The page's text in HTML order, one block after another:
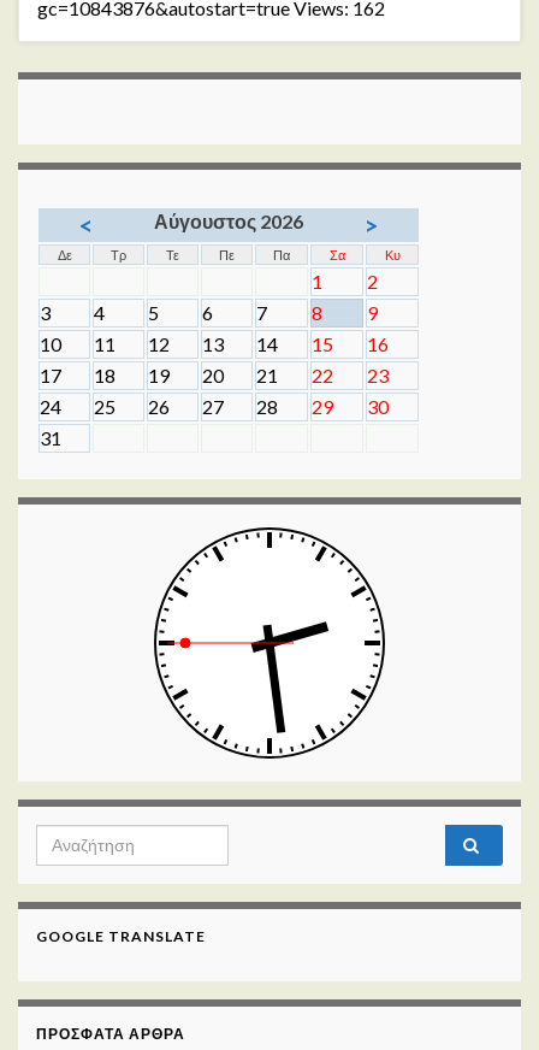
gc=10843876&autostart=true Views: 162
< Αύγουστος 2026 >
Δε Τρ Τε Πε Πα Σα Κυ
1
2
3
4 5 6 7 8
9
10
11 12 13 14 15
16
17
18 19 20 21 22
23
24
25 26 27 28 29
30
31
Search for:
GOOGLE TRANSLATE
ΠΡΌΣΦΑΤΑ ΆΡΘΡΑ